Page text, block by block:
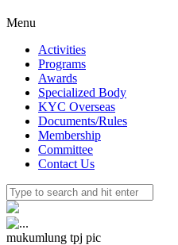
Menu
Activities
Programs
Awards
Specialized Body
KYC Overseas
Documents/Rules
Membership
Committee
Contact Us
mukumlung tpj pic